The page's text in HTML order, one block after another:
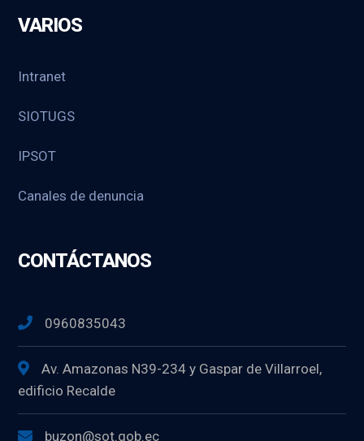
VARIOS
Intranet
SIOTUGS
IPSOT
Canales de denuncia
CONTÁCTANOS
0960835043
Av. Amazonas N39-234 y Gaspar de Villarroel,
edificio Recalde
buzon@sot.gob.ec